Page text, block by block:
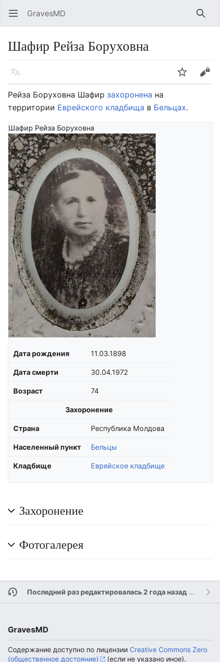
Открыть главное меню GravesMD Найти
Шафир Рейза Боруховна
Язык Следить
Рейза Боруховна Шафир захоронена на
территории Еврейского кладбища в Бельцах.
Шафир Рейза Боруховна
Дата рождения 11.03.1898
Дата смерти 30.04.1972
Возраст 74
Захоронение
Страна Республика Молдова
Населенный пункт Бельцы
Кладбище Еврейское кладбище
Захоронение
Фотогалерея
Последний раз редактировалась 2 года назадучастником
GravesMD
Содержание доступно по лицензии Creative Commons Zero
(общественное достояние)
(если не указано иное).